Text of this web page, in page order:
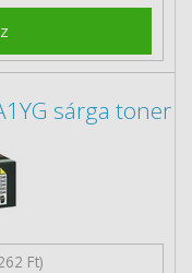
sárga toner
Ft)